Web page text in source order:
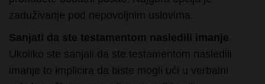
Sanjati da ste testamentom nasledili imanje
imanje to implicira da biste mogli ući u verbalni
sukob sa članom porodice, tj. rodbine ili
komšilukom. Naime, nećete se složiti oko načina za